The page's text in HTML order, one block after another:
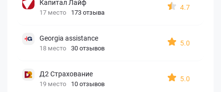
Капитал Лайф
17 место 173 отзыва
4.7
Georgia assistance
18 место 30 отзывов
5.0
Д2 Страхование
19 место 10 отзывов
5.0